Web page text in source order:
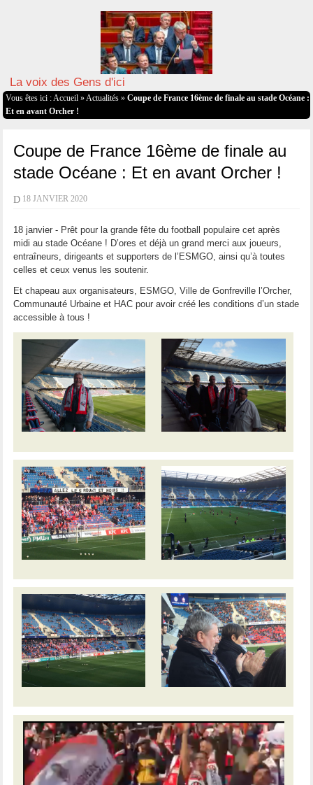
La voix des Gens d'ici
Vous êtes ici : Accueil » Actualités» Coupe de France 16ème de finale au stade Océane :
Et en avant Orcher !
Coupe de France 16ème de finale au
stade Océane : Et en avant Orcher !
D 18 JANVIER 2020
18 janvier - Prêt pour la grande fête du football populaire cet après
midi au stade Océane ! D’ores et déjà un grand merci aux joueurs,
entraîneurs, dirigeants et supporters de l’ESMGO, ainsi qu’à toutes
celles et ceux venus les soutenir.
Et chapeau aux organisateurs, ESMGO, Ville de Gonfreville l’Orcher,
Communauté Urbaine et HAC pour avoir créé les conditions d’un stade
accessible à tous !